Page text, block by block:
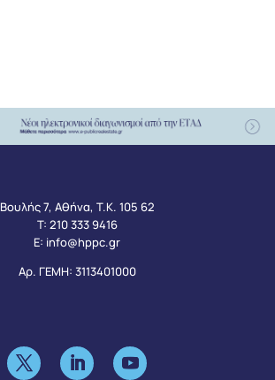
Βουλής 7, Αθήνα, Τ.Κ. 105 62
Τ: 210 333 9416
Ε: info@hppc.gr
Αρ. ΓΕΜΗ: 3113401000